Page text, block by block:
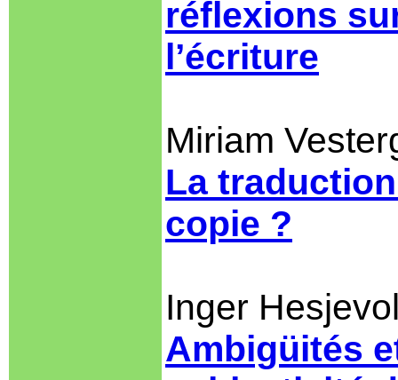
réflexions
l’écriture
Miriam
La
copie ?
Inger
Ambigüités